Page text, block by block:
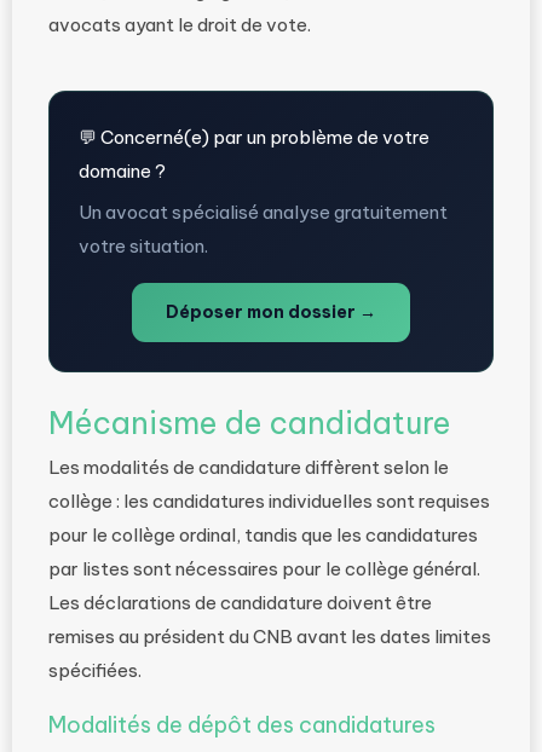
avocats ayant le droit de vote.
💬 Concerné(e) par un problème de votre
domaine ?
Un avocat spécialisé analyse gratuitement
votre situation.
Déposer mon dossier →
Mécanisme de candidature
Les modalités de candidature diffèrent selon le
collège : les candidatures individuelles sont requises
pour le collège ordinal, tandis que les candidatures
par listes sont nécessaires pour le collège général.
Les déclarations de candidature doivent être
remises au président du CNB avant les dates limites
spécifiées.
Modalités de dépôt des candidatures